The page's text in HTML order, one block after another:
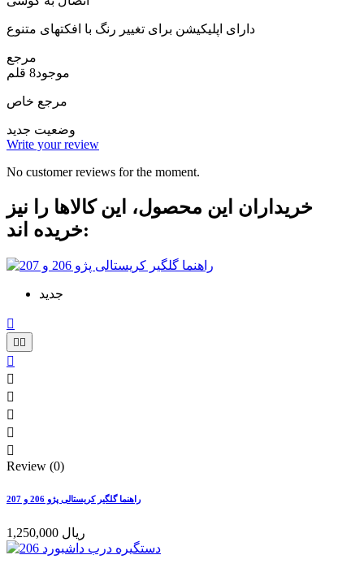
دارای اپلیکیشن برای تغییر رنگ با افکتهای متنوع
مرجع
موجود8 قلم
مرجع خاص
وضعیت جدید
Write your review
No customer reviews for the moment.
خریداران این محصول، این کالاها را نیز
خریده اند:
جدید

 






Review (0)
راهنما گلگیر کریستالی پژو 206 و 207
1,250,000 ریال